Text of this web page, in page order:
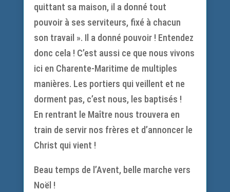
quittant sa maison, il a donné tout
pouvoir à ses serviteurs, fixé à chacun
son travail ». Il a donné pouvoir ! Entendez
donc cela ! C’est aussi ce que nous vivons
ici en Charente-Maritime de multiples
manières. Les portiers qui veillent et ne
dorment pas, c’est nous, les baptisés !
En rentrant le Maître nous trouvera en
train de servir nos frères et d’annoncer le
Christ qui vient !
Beau temps de l’Avent, belle marche vers
Noël !